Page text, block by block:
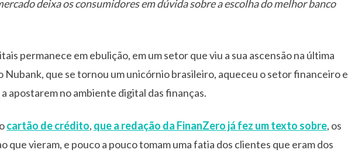
deixa os consumidores em dúvida sobre a escolha do melhor banco
permanece em ebulição, em um setor que viu a sua ascensão na última
Nubank, que se tornou um unicórnio brasileiro, aqueceu o setor financeiro e
apostarem no ambiente digital das finanças.
cartão de crédito, que a redação da FinanZero já fez um texto sobre, os
que vieram, e pouco a pouco tomam uma fatia dos clientes que eram dos